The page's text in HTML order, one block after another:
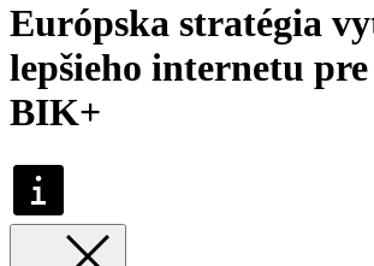
Európska stratégia
lepšieho internetu
BIK+